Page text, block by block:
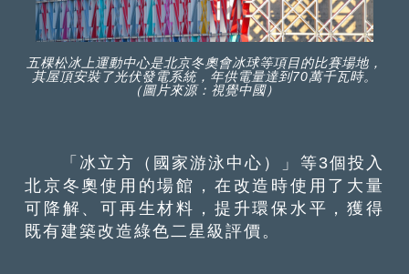
五棵松冰上運動中心是北京冬奧會冰球等項目的比賽場地，
其屋頂安裝了光伏發電系統，年供電量達到70萬千瓦時。
（圖片來源：視覺中國）
「冰立方（國家游泳中心）」等3個投入
北京冬奧使用的場館，在改造時使用了大量
可降解、可再生材料，提升環保水平，獲得
既有建築改造綠色二星級評價。